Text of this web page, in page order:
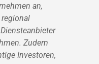
an,
Zudem
Investoren,